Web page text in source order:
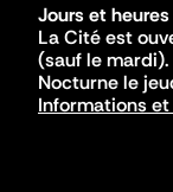
Jours et
La Cité est
(sauf le mardi).
Nocturne le
Informations